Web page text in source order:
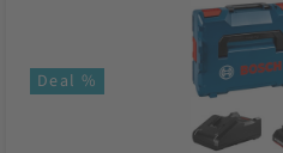
Deal %